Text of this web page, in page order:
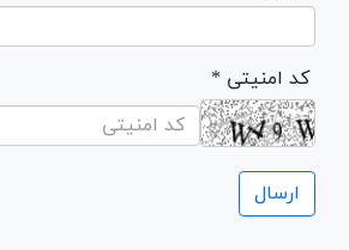
* کد امنیتی